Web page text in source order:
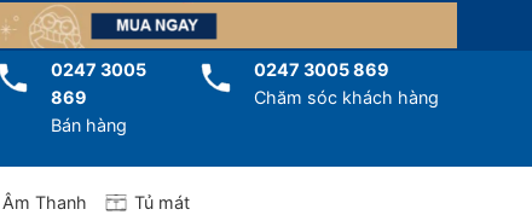
0247 3005
869
Bán hàng
0247 3005 869
Chăm sóc khách hàng
Âm Thanh Tủ mát